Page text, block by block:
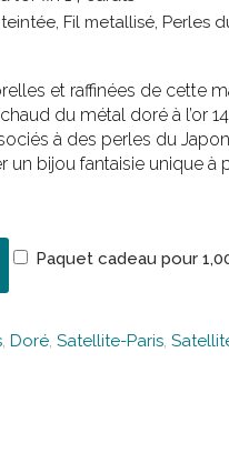
Fil metallisé, Perles
et raffinées de cette
du métal doré à l’or
à des perles du
bijou fantaisie unique à
Paquet cadeau pour
Doré Satellite-Paris